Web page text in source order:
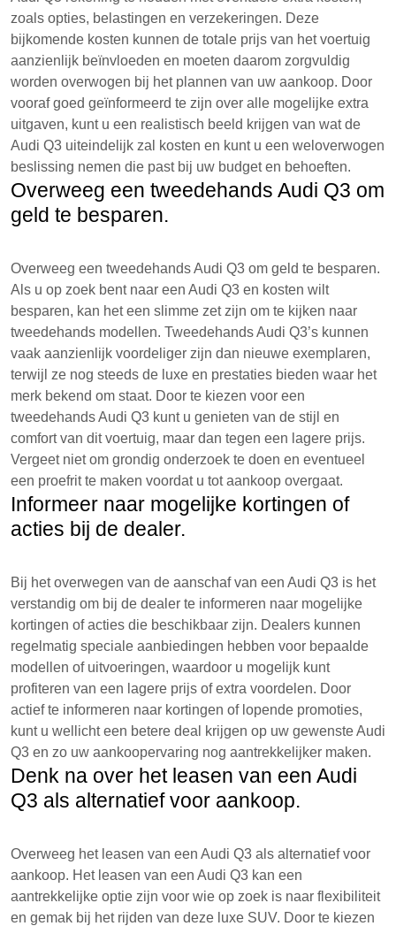
zoals opties, belastingen en verzekeringen. Deze
bijkomende kosten kunnen de totale prijs van het voertuig
aanzienlijk beïnvloeden en moeten daarom zorgvuldig
worden overwogen bij het plannen van uw aankoop. Door
vooraf goed geïnformeerd te zijn over alle mogelijke extra
uitgaven, kunt u een realistisch beeld krijgen van wat de
Audi Q3 uiteindelijk zal kosten en kunt u een weloverwogen
beslissing nemen die past bij uw budget en behoeften.
Overweeg een tweedehands Audi Q3 om
geld te besparen.
Overweeg een tweedehands Audi Q3 om geld te besparen.
Als u op zoek bent naar een Audi Q3 en kosten wilt
besparen, kan het een slimme zet zijn om te kijken naar
tweedehands modellen. Tweedehands Audi Q3’s kunnen
vaak aanzienlijk voordeliger zijn dan nieuwe exemplaren,
terwijl ze nog steeds de luxe en prestaties bieden waar het
merk bekend om staat. Door te kiezen voor een
tweedehands Audi Q3 kunt u genieten van de stijl en
comfort van dit voertuig, maar dan tegen een lagere prijs.
Vergeet niet om grondig onderzoek te doen en eventueel
een proefrit te maken voordat u tot aankoop overgaat.
Informeer naar mogelijke kortingen of
acties bij de dealer.
Bij het overwegen van de aanschaf van een Audi Q3 is het
verstandig om bij de dealer te informeren naar mogelijke
kortingen of acties die beschikbaar zijn. Dealers kunnen
regelmatig speciale aanbiedingen hebben voor bepaalde
modellen of uitvoeringen, waardoor u mogelijk kunt
profiteren van een lagere prijs of extra voordelen. Door
actief te informeren naar kortingen of lopende promoties,
kunt u wellicht een betere deal krijgen op uw gewenste Audi
Q3 en zo uw aankoopervaring nog aantrekkelijker maken.
Denk na over het leasen van een Audi
Q3 als alternatief voor aankoop.
Overweeg het leasen van een Audi Q3 als alternatief voor
aankoop. Het leasen van een Audi Q3 kan een
aantrekkelijke optie zijn voor wie op zoek is naar flexibiliteit
en gemak bij het rijden van deze luxe SUV. Door te kiezen